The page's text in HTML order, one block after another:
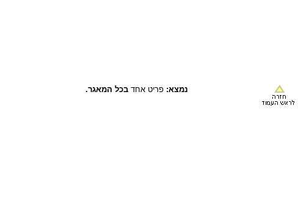
נמצא: פריט אחד בכל המאגר.